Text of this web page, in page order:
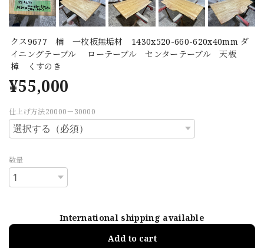
クス9677 楠 一枚板無垢材 1430x520-660-620x40mm ダ
イニングテーブル ローテーブル センターテーブル 天板
樟 くすのき
¥55,000
仕上げ方法20000－30000
数量
International shipping available
Add to cart